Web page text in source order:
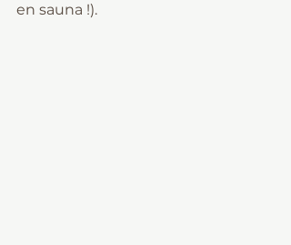
en sauna !).